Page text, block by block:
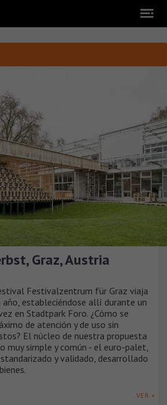
Graz, Austria
Festivalzentrum für Graz viaja
año, estableciéndose allí durante un
en Stadtpark Foro. ¿Cómo se
de atención y de uso sin
El núcleo de nuestra propuesta
muy simple y común - el euro-palet,
y validado, desarrollado
VER +